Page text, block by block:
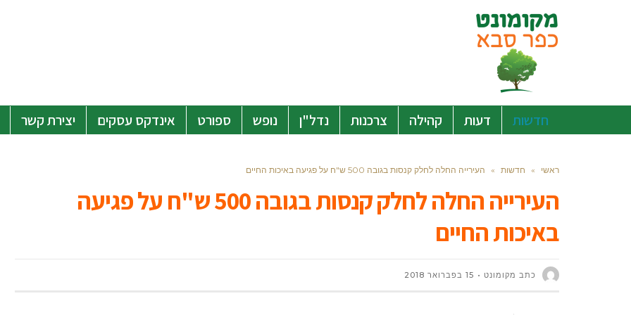
חדשות דעות קהילה צרכנות נדל"ן נופש ספורט אינדקס עסקים יצירת קשר
ראשי » חדשות » העירייה החלה לחלק קנסות בגובה 500 ש"ח על פגיעה באיכות החיים
העירייה החלה לחלק קנסות בגובה 500 ש"ח על פגיעה
באיכות החיים
כתב מקומונט 15 בפברואר 2018